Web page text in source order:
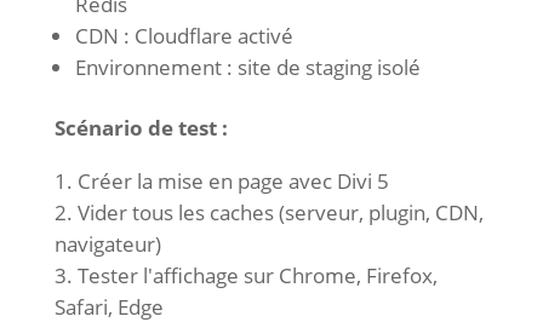
CDN : Cloudflare activé
Environnement : site de staging isolé
Scénario de test :
Créer la mise en page avec Divi 5
Vider tous les caches (serveur, plugin, CDN,
navigateur)
Tester l'affichage sur Chrome, Firefox,
Safari, Edge